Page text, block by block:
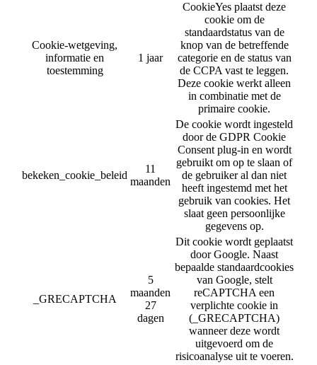
Cookie-wetgeving,
informatie en
toestemming
1 jaar
CookieYes plaatst deze
cookie om de
standaardstatus van de
knop van de betreffende
categorie en de status van
de CCPA vast te leggen.
Deze cookie werkt alleen
in combinatie met de
primaire cookie.
bekeken_cookie_beleid
11
maanden
De cookie wordt ingesteld
door de GDPR Cookie
Consent plug-in en wordt
gebruikt om op te slaan of
de gebruiker al dan niet
heeft ingestemd met het
gebruik van cookies. Het
slaat geen persoonlijke
gegevens op.
_GRECAPTCHA
5
maanden
27
dagen
Dit cookie wordt geplaatst
door Google. Naast
bepaalde standaardcookies
van Google, stelt
reCAPTCHA een
verplichte cookie in
(_GRECAPTCHA)
wanneer deze wordt
uitgevoerd om de
risicoanalyse uit te voeren.